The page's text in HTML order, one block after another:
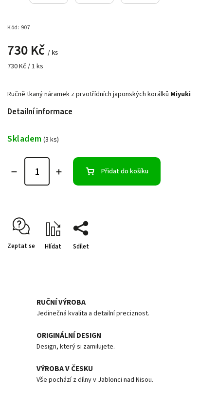
Kód: 907
730 Kč / ks
730 Kč / 1 ks
Ručně tkaný náramek z prvotřídních japonských korálků Miyuki
Detailní informace
Skladem (3 ks)
Přidat do košíku
Zeptat se Hlídat Sdílet
RUČNÍ VÝROBA
Jedinečná kvalita a detailní preciznost.
ORIGINÁLNÍ DESIGN
Design, který si zamilujete.
VÝROBA V ČESKU
Vše pochází z dílny v Jablonci nad Nisou.